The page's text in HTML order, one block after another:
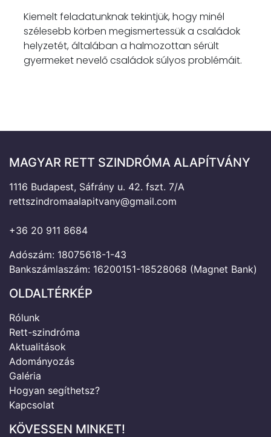
Kiemelt feladatunknak tekintjük, hogy minél
szélesebb körben megismertessük a családok
helyzetét, általában a halmozottan sérült
gyermeket nevelő családok súlyos problémáit.
MAGYAR RETT SZINDRÓMA ALAPÍTVÁNY
1116 Budapest, Sáfrány u. 42. fszt. 7/A
rettszindromaalapitvany@gmail.com
+36 20 911 8684
Adószám: 18075618-1-43
Bankszámlaszám: 16200151-18528068 (Magnet Bank)
OLDALTÉRKÉP
Rólunk
Rett-szindróma
Aktualitások
Adományozás
Galéria
Hogyan segíthetsz?
Kapcsolat
KÖVESSEN MINKET!